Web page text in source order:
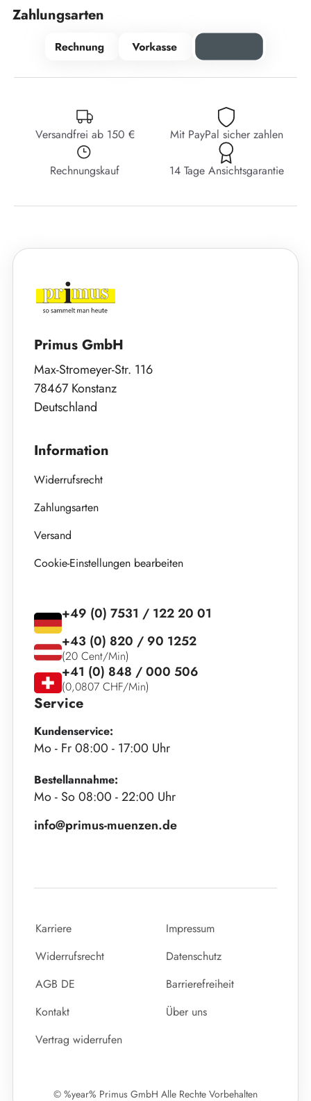
Zahlungsarten
Versandfrei ab 150 € Mit PayPal sicher zahlen
Rechnungskauf 14 Tage Ansichtsgarantie
Primus GmbH
Max-Stromeyer-Str. 116
78467 Konstanz
Deutschland
Information
Widerrufsrecht
Zahlungsarten
Versand
Cookie-Einstellungen bearbeiten
Service
Kundenservice:
Mo - Fr 08:00 - 17:00 Uhr
Bestellannahme:
Mo - So 08:00 - 22:00 Uhr
info@primus-muenzen.de
+49 (0) 7531 / 122 20 01
+43 (0) 820 / 90 1252
(20 Cent/Min)
+41 (0) 848 / 000 506
(0,0807 CHF/Min)
Karriere
Impressum
Widerrufsrecht
Datenschutz
AGB DE
Barrierefreiheit
Kontakt
Über uns
Vertrag widerrufen
© %year% Primus GmbH Alle Rechte Vorbehalten